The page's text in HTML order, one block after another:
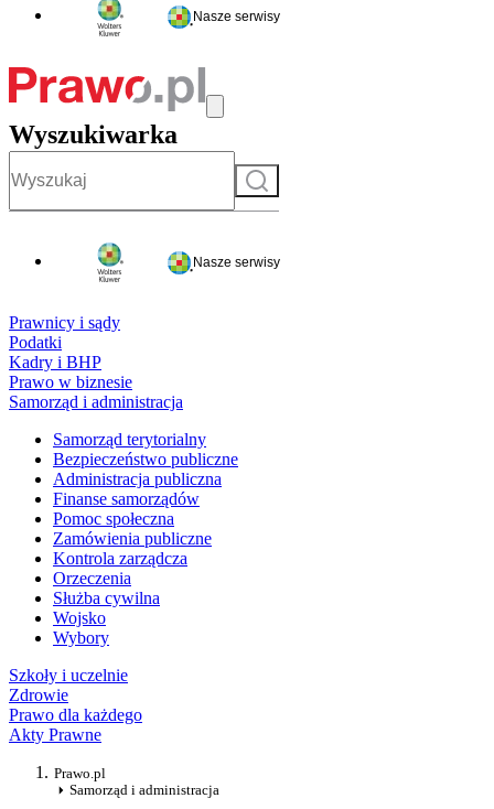
Nasze serwisy
Wyszukiwarka
Szukaj
Nasze serwisy
Prawnicy i sądy
Podatki
Kadry i BHP
Prawo w biznesie
Samorząd i administracja
Samorząd terytorialny
Bezpieczeństwo publiczne
Administracja publiczna
Finanse samorządów
Pomoc społeczna
Zamówienia publiczne
Kontrola zarządcza
Orzeczenia
Służba cywilna
Wojsko
Wybory
Szkoły i uczelnie
Zdrowie
Prawo dla każdego
Akty Prawne
Prawo.pl
Samorząd i administracja